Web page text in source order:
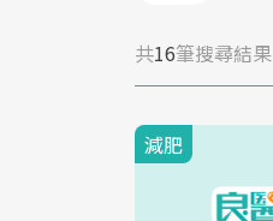
共16筆搜尋結果
減肥